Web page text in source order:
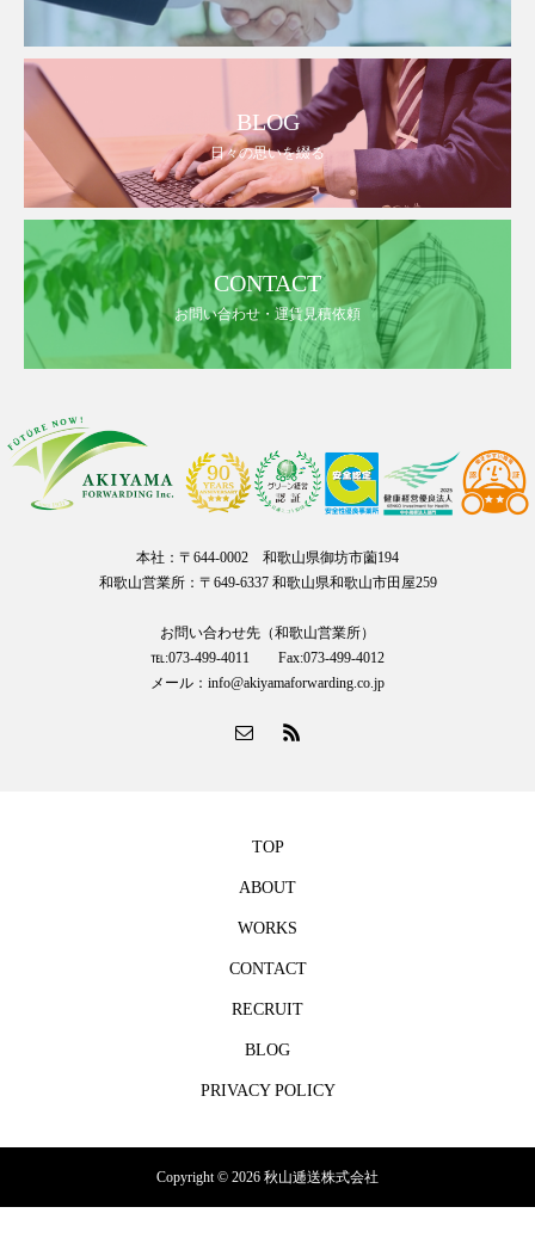
BLOG
日々の思いを綴る
CONTACT
お問い合わせ・運賃見積依頼
本社：〒644-0002 和歌山県御坊市薗194
和歌山営業所：〒649-6337 和歌山県和歌山市田屋259
お問い合わせ先（和歌山営業所）
℡:073-499-4011 Fax:073-499-4012
メール：info@akiyamaforwarding.co.jp
TOP
ABOUT
WORKS
CONTACT
RECRUIT
BLOG
PRIVACY POLICY
Copyright © 2026 秋山逓送株式会社